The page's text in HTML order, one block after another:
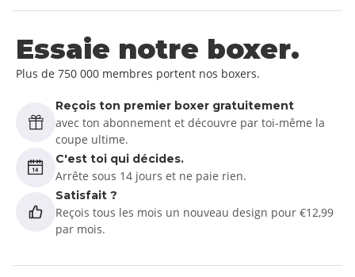
Essaie notre boxer.
Plus de 750 000 membres portent nos boxers.
Reçois ton premier boxer gratuitement
avec ton abonnement et découvre par toi-même la
coupe ultime.
C'est toi qui décides.
Arrête sous 14 jours et ne paie rien.
Satisfait ?
Reçois tous les mois un nouveau design pour €12,99
par mois.